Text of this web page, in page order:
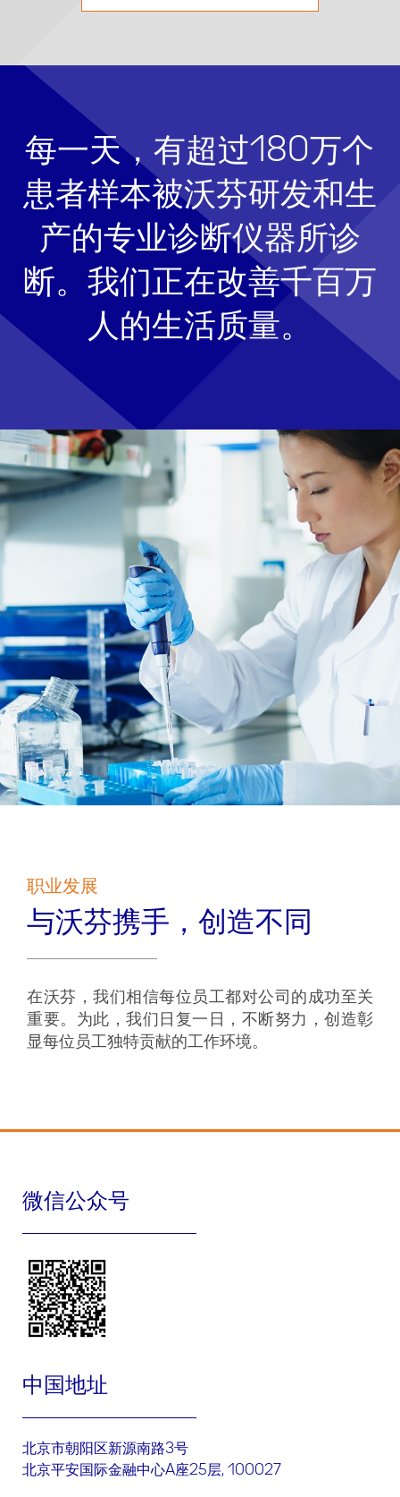
每一天，有超过180万个
患者样本被沃芬研发和生
产的专业诊断仪器所诊
断。我们正在改善千百万
人的生活质量。
职业发展
与沃芬携手，创造不同
在沃芬，我们相信每位员工都对公司的成功至关
重要。为此，我们日复一日，不断努力，创造彰
显每位员工独特贡献的工作环境。
微信公众号
中国地址
北京市朝阳区新源南路3号
北京平安国际金融中心A座25层, 100027